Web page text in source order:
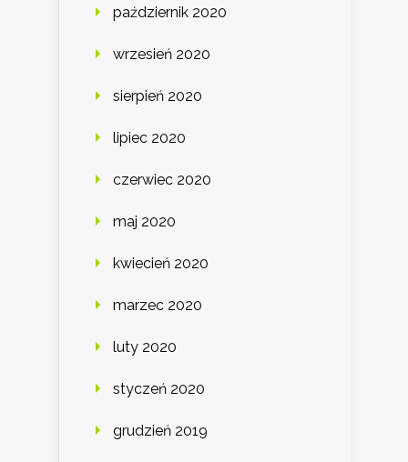
październik 2020
wrzesień 2020
sierpień 2020
lipiec 2020
czerwiec 2020
maj 2020
kwiecień 2020
marzec 2020
luty 2020
styczeń 2020
grudzień 2019